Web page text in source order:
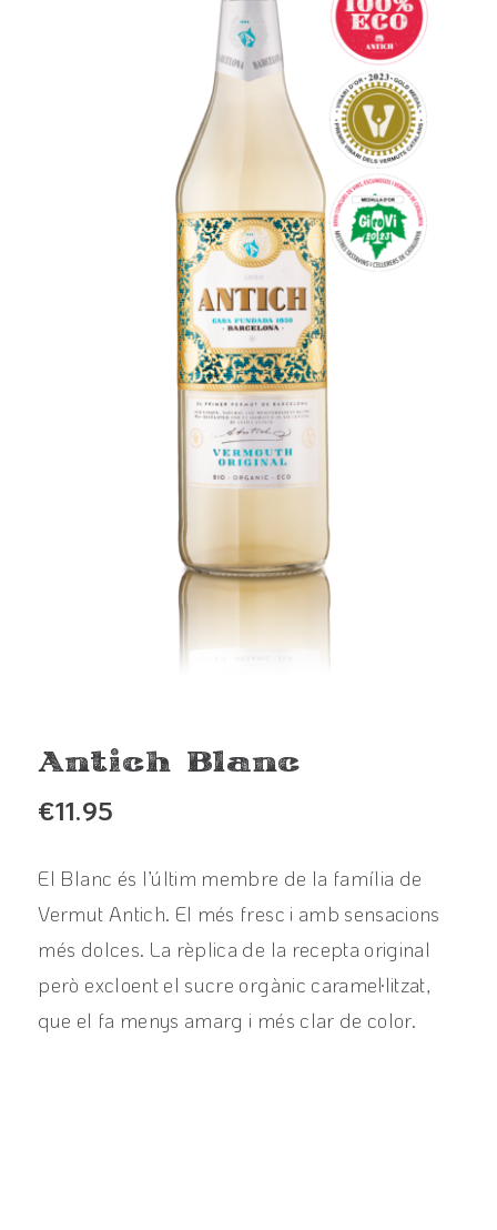
Español
Antich Blanc
€11.95
El Blanc és l’últim membre de la família de
Vermut Antich. El més fresc i amb sensacions
més dolces. La rèplica de la recepta original
però excloent el sucre orgànic caramel·litzat,
que el fa menys amarg i més clar de color.